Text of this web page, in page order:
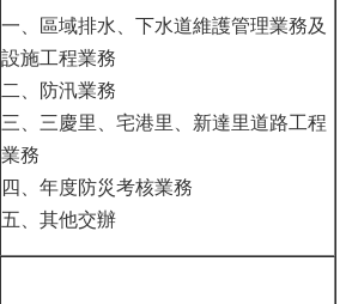
一、區域排水、下水道維護管理業務及
設施工程業務
二、防汛業務
三、三慶里、宅港里、新達里道路工程
業務
四、年度防災考核業務
五、其他交辦